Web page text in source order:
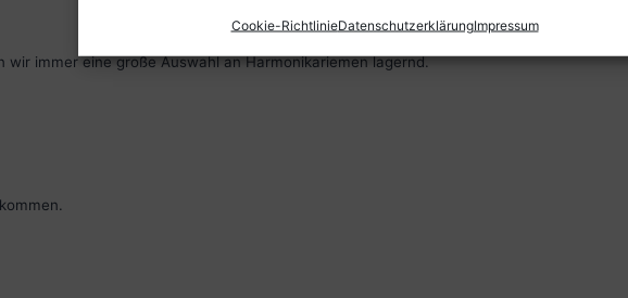
Cookie-RichtlinieDatenschutzerklärungImpressum
wir immer eine große Auswahl an Harmonikariemen lagernd.